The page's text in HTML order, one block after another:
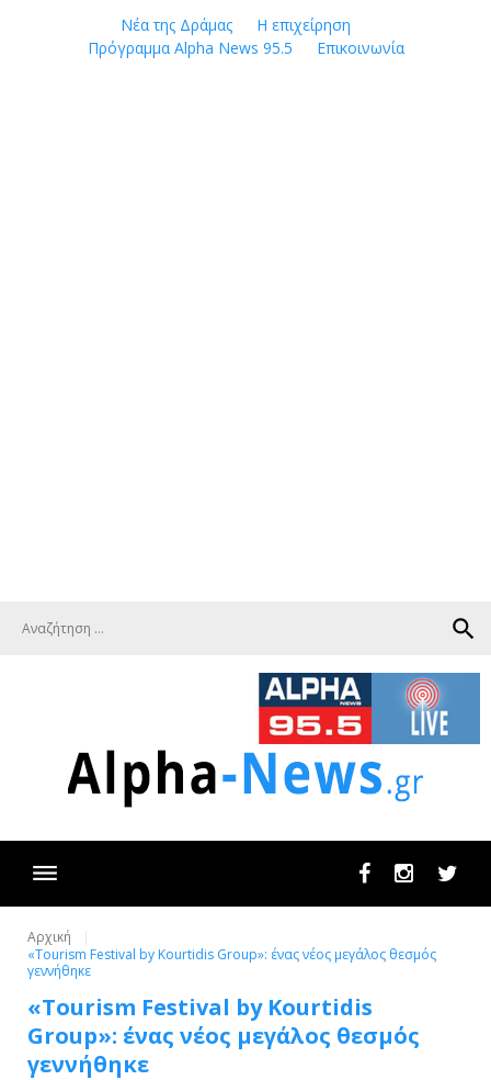
Νέα της Δράμας
Η επιχείρηση
Πρόγραμμα Alpha News 95.5
Επικοινωνία
search
FacebookInstagram
Αρχική
«Tourism Festival by Kourtidis Group»: ένας νέος μεγάλος θεσμός
γεννήθηκε
«Tourism Festival by Kourtidis
Group»: ένας νέος μεγάλος θεσμός
γεννήθηκε